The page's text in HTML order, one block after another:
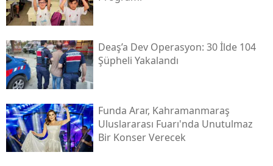
Deaş’a Dev Operasyon: 30 İlde 104
Şüpheli Yakalandı
Funda Arar, Kahramanmaraş
Uluslararası Fuarı'nda Unutulmaz
Bir Konser Verecek